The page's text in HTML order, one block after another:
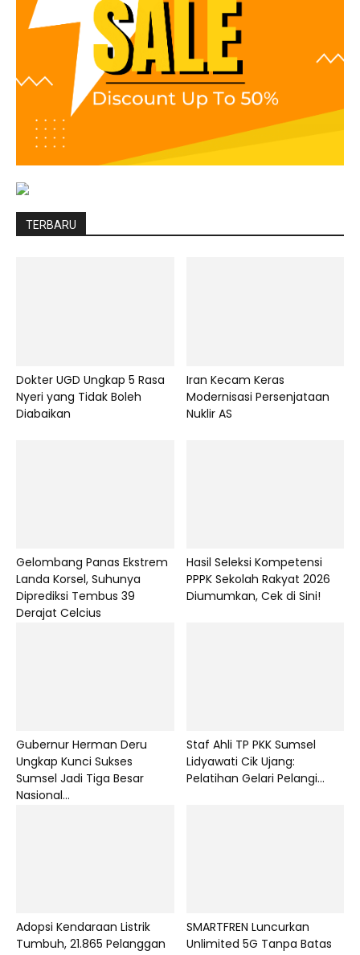
TERBARU
Dokter UGD Ungkap 5 Rasa
Nyeri yang Tidak Boleh
Diabaikan
Iran Kecam Keras
Modernisasi Persenjataan
Nuklir AS
Gelombang Panas Ekstrem
Landa Korsel, Suhunya
Diprediksi Tembus 39
Derajat Celcius
Hasil Seleksi Kompetensi
PPPK Sekolah Rakyat 2026
Diumumkan, Cek di Sini!
Gubernur Herman Deru
Ungkap Kunci Sukses
Sumsel Jadi Tiga Besar
Nasional...
Staf Ahli TP PKK Sumsel
Lidyawati Cik Ujang:
Pelatihan Gelari Pelangi...
Adopsi Kendaraan Listrik
Tumbuh, 21.865 Pelanggan
SMARTFREN Luncurkan
Unlimited 5G Tanpa Batas